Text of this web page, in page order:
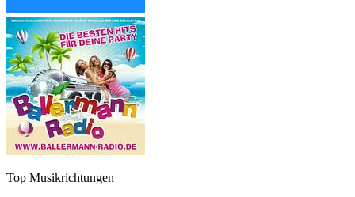
Top Musikrichtungen